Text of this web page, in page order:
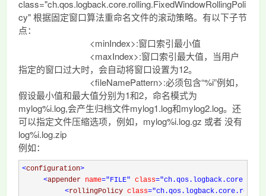
class="ch.qos.logback.core.rolling.FixedWindowRollingPoli
cy" 根据固定窗口算法重命名文件的滚动策略。有以下子节
点：
<minIndex>:窗口索引最小值
<maxIndex>:窗口索引最大值，当用户
指定的窗口过大时，会自动将窗口设置为12。
<fileNamePattern>:必须包含“%i”例如，
假设最小值和最大值分别为1和2，命名模式为
mylog%i.log,会产生归档文件mylog1.log和mylog2.log。还
可以指定文件压缩选项，例如，mylog%i.log.gz 或者 没有
log%i.log.zip
例如：
<configuration>
<appender name="FILE" class
<rollingPolicy class